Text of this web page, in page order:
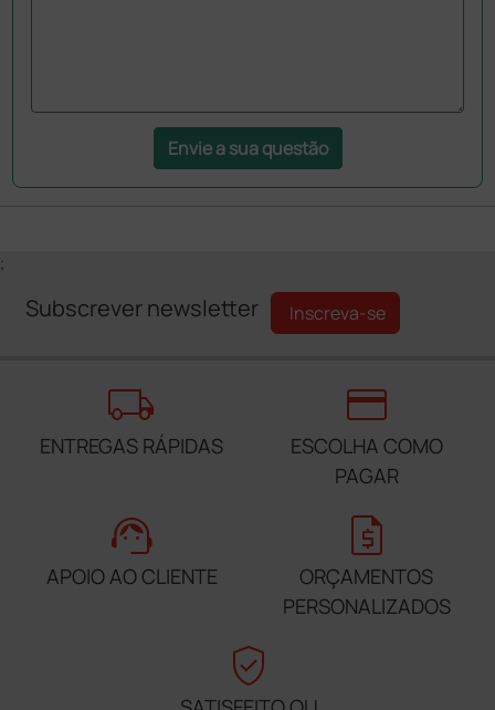
Envie a sua questão
;
Subscrever newsletter Inscreva-se
local_shipping
ENTREGAS RÁPIDAS
credit_card
ESCOLHA COMO
PAGAR
support_agent
APOIO AO CLIENTE
request_quote
ORÇAMENTOS
PERSONALIZADOS
verified_user